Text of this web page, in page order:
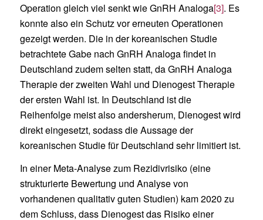
Operation gleich viel senkt wie GnRH Analoga[3]. Es
konnte also ein Schutz vor erneuten Operationen
gezeigt werden. Die in der koreanischen Studie
betrachtete Gabe nach GnRH Analoga findet in
Deutschland zudem selten statt, da GnRH Analoga
Therapie der zweiten Wahl und Dienogest Therapie
der ersten Wahl ist. In Deutschland ist die
Reihenfolge meist also andersherum, Dienogest wird
direkt eingesetzt, sodass die Aussage der
koreanischen Studie für Deutschland sehr limitiert ist.
In einer Meta-Analyse zum Rezidivrisiko (eine
strukturierte Bewertung und Analyse von
vorhandenen qualitativ guten Studien) kam 2020 zu
dem Schluss, dass Dienogest das Risiko einer